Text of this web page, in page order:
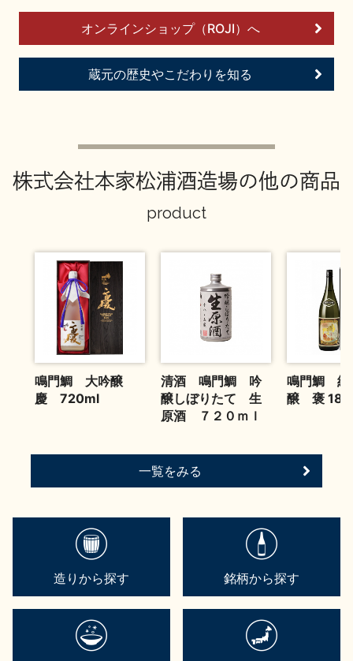
地酒蔵元会WEB展示会 地酒蔵元会利酒会
美味しい地酒の選び方
地酒蔵元会とは
お問い合わせ
オンラインショップ（ROJI）へ
蔵元の歴史やこだわりを知る
株式会社本家松浦酒造場の他の商品
product
鳴門鯛 大吟醸
慶 720ml
清酒 鳴門鯛 吟
醸しぼりたて 生
原酒 ７２０ｍｌ
鳴門鯛 純
醸 褒
一覧をみる
造りから探す 銘柄から探す